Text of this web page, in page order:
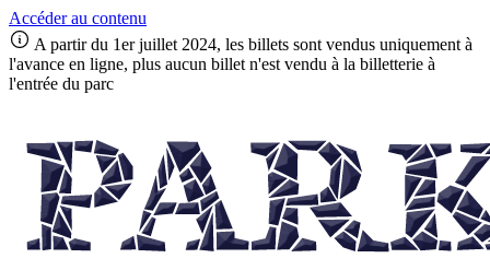
Accéder au contenu
A partir du 1er juillet 2024, les billets sont vendus uniquement à
l'avance en ligne, plus aucun billet n'est vendu à la billetterie à
l'entrée du parc